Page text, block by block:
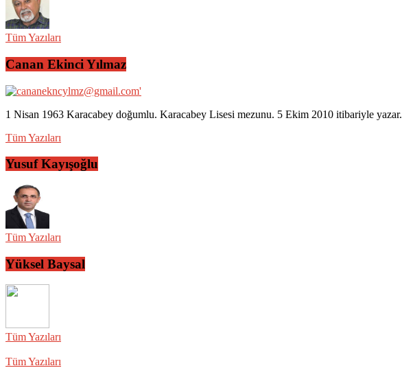
Tüm Yazıları
Canan Ekinci Yılmaz
1 Nisan 1963 Karacabey doğumlu. Karacabey Lisesi mezunu. 5 Ekim 2010 itibariyle yazar.
Tüm Yazıları
Yusuf Kayışoğlu
Tüm Yazıları
Yüksel Baysal
Tüm Yazıları
Tüm Yazıları